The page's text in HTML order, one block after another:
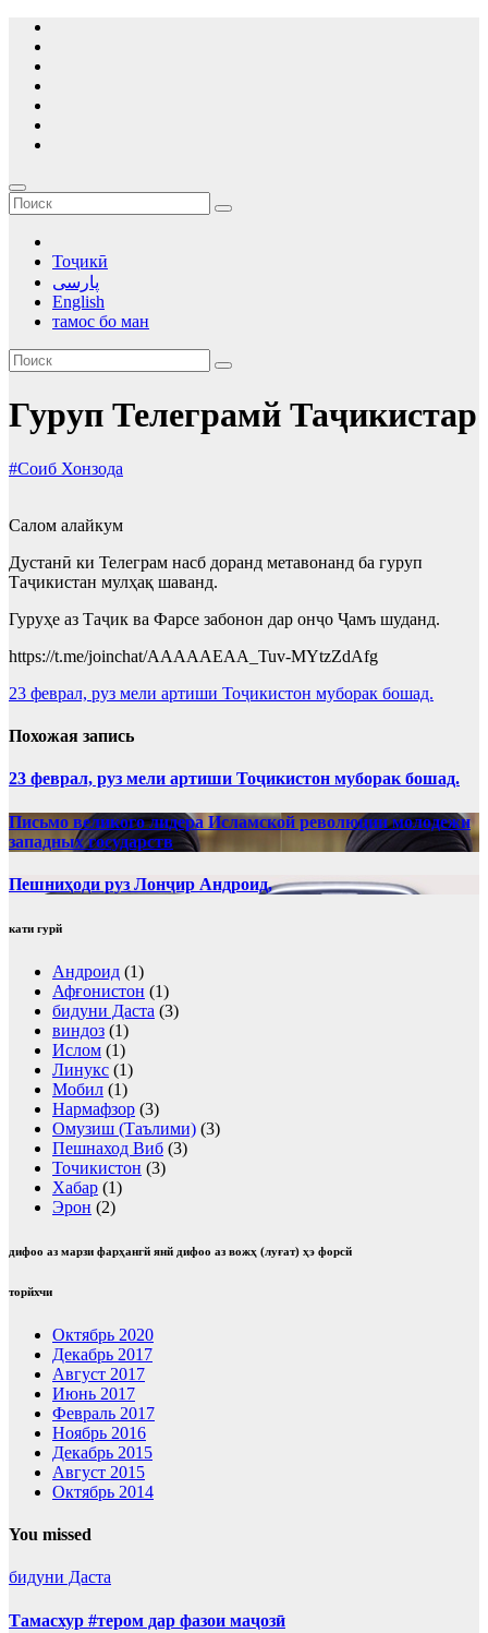
Перейти
содержимому
Тоҷикӣ
پارسی
English
тамос бо ман
Гуруп Телеграмй Таҷикистар
#Соиб Хонзода
Салом алайкум
Дустанӣ ки Телеграм насб доранд метавонанд ба гуруп
Таҷикистан мулҳақ шаванд.
Гуруҳе аз Таҷик ва Фарсе забонон дар онҷо Ҷамъ шуданд.
https://t.me/joinchat/AAAAAEAA_Tuv-MYtzZdAfg
Навигация
по
23 феврал, руз мели артиши Тоҷикистон муборак бошад.
Похожая запись
23 феврал, руз мели артиши Тоҷикистон муборак бошад.
Письмо великого лидера Исламской революции молодежи
западных государств
Пешниҳоди руз Лонҷир Андроид,
кати гурй
Андроид (1)
Афғонистон (1)
бидуни Даста (3)
виндоз (1)
Ислом (1)
Линукс (1)
Мобил (1)
Нармафзор (3)
Омузиш (Таълими) (3)
Пешнаход Виб (3)
Точикистон (3)
Хабар (1)
Эрон (2)
дифоо аз марзи фарҳангй янй дифоо аз вожҳ (луғат) ҳэ форсй
торйхчи
Октябрь 2020
Декабрь 2017
Август 2017
Июнь 2017
Февраль 2017
Ноябрь 2016
Декабрь 2015
Август 2015
Октябрь 2014
You missed
бидуни Даста
Тамасхур #тером дар фазои маҷозӣ